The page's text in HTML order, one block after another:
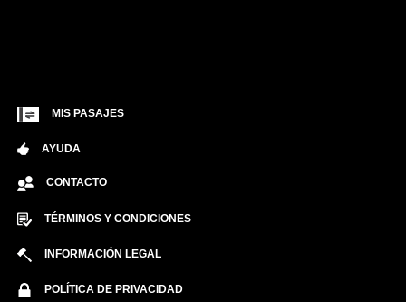
MIS PASAJES
AYUDA
CONTACTO
TÉRMINOS Y CONDICIONES
INFORMACIÓN LEGAL
POLÍTICA DE PRIVACIDAD